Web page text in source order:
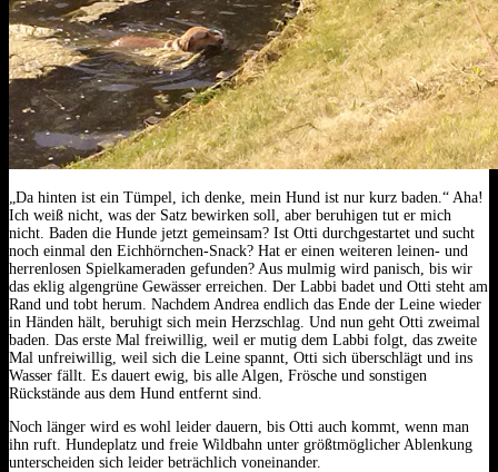
„Da hinten ist ein Tümpel, ich denke, mein Hund ist nur kurz baden.“ Aha!
Ich weiß nicht, was der Satz bewirken soll, aber beruhigen tut er mich
nicht. Baden die Hunde jetzt gemeinsam? Ist Otti durchgestartet und sucht
noch einmal den Eichhörnchen-Snack? Hat er einen weiteren leinen- und
herrenlosen Spielkameraden gefunden? Aus mulmig wird panisch, bis wir
das eklig algengrüne Gewässer erreichen. Der Labbi badet und Otti steht am
Rand und tobt herum. Nachdem Andrea endlich das Ende der Leine wieder
in Händen hält, beruhigt sich mein Herzschlag. Und nun geht Otti zweimal
baden. Das erste Mal freiwillig, weil er mutig dem Labbi folgt, das zweite
Mal unfreiwillig, weil sich die Leine spannt, Otti sich überschlägt und ins
Wasser fällt. Es dauert ewig, bis alle Algen, Frösche und sonstigen
Rückstände aus dem Hund entfernt sind.
Noch länger wird es wohl leider dauern, bis Otti auch kommt, wenn man
ihn ruft. Hundeplatz und freie Wildbahn unter größtmöglicher Ablenkung
unterscheiden sich leider beträchlich voneinander.